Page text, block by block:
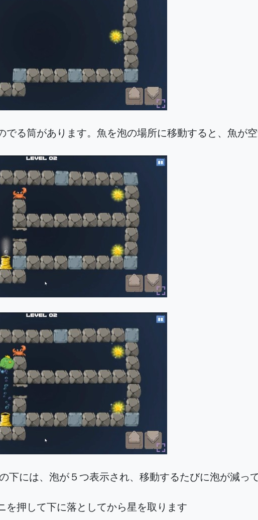
でる筒があります。魚を泡の場所に移動すると、魚が
下には、泡が５つ表示され、移動するたびに泡が減っ
を押して下に落としてから星を取ります